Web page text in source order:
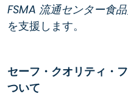
FSMA 流通センター食
を支援します。
セーフ・クオリティ・
ついて